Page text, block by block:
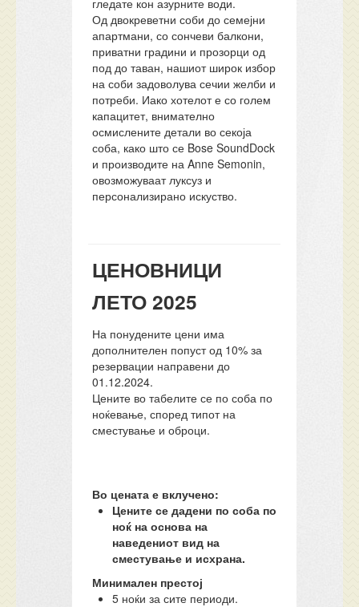
гледате кон азурните води.
Од двокреветни соби до семејни
апартмани, со сончеви балкони,
приватни градини и прозорци од
под до таван, нашиот широк избор
на соби задоволува сечии желби и
потреби. Иако хотелот е со голем
капацитет, внимателно
осмислените детали во секоја
соба, како што се Bose SoundDock
и производите на Anne Semonin,
овозможуваат луксуз и
персонализирано искуство.
ЦЕНОВНИЦИ
ЛЕТО 2025
На понудените цени има
дополнителен попуст од 10% за
резервации направени до
01.12.2024.
Цените во табелите се по соба по
ноќевање, според типот на
сместување и оброци.
Во цената е вклучено:
Цените се дадени по соба по
ноќ на основа на
наведениот вид на
сместување и исхрана.
Минимален престој
5 ноќи за сите периоди.